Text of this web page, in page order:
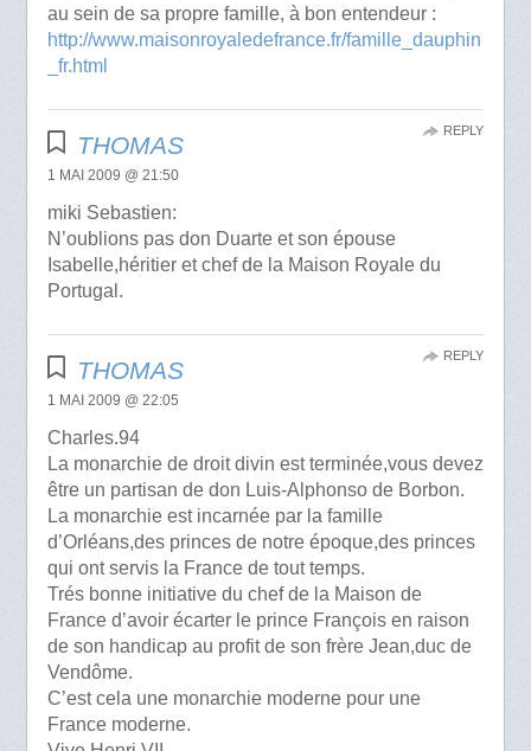
au sein de sa propre famille, à bon entendeur :
http://www.maisonroyaledefrance.fr/famille_dauphin
_fr.html
THOMAS
1 MAI 2009 @ 21:50
miki Sebastien:
N’oublions pas don Duarte et son épouse
Isabelle,héritier et chef de la Maison Royale du
Portugal.
REPLY
THOMAS
1 MAI 2009 @ 22:05
Charles.94
La monarchie de droit divin est terminée,vous devez
être un partisan de don Luis-Alphonso de Borbon.
La monarchie est incarnée par la famille
d’Orléans,des princes de notre époque,des princes
qui ont servis la France de tout temps.
Trés bonne initiative du chef de la Maison de
France d’avoir écarter le prince François en raison
de son handicap au profit de son frère Jean,duc de
Vendôme.
C’est cela une monarchie moderne pour une
France moderne.
REPLY